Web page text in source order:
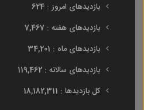
بازدیدهای امروز : 624
بازدیدهای هفته : 7,467
بازدیدهای ماه : 34,201
بازدیدهای سالانه : 119,462
کل بازدیدها : 18,182,311